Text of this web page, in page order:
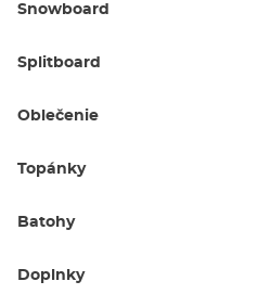
Snowboard
Splitboard
Oblečenie
Topánky
Batohy
Doplnky